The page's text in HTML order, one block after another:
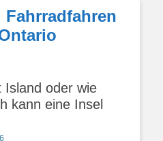
Fahrradfahren
Island oder wie
kann eine Insel